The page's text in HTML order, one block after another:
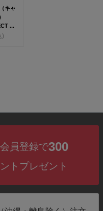
キャ
...
)
員登録で300
トプレゼント